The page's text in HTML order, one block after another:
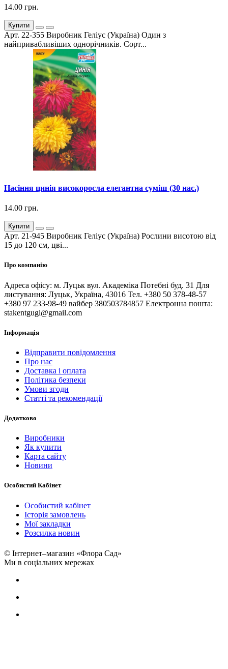
14.00 грн.
Купити
Арт. 22-355 Виробник Геліус (Україна) Один з
найпривабливіших однорічників. Сорт...
Насіння цинія високоросла елегантна суміш (30 нас.)
14.00 грн.
Купити
Арт. 21-945 Виробник Геліус (Україна) Рослини висотою від
15 до 120 см, цві...
Про компанію
Адреса офісу: м. Луцьк вул. Академіка Потебні буд. 31 Для
листування: Луцьк, Україна, 43016 Тел. +380 50 378-48-57
+380 97 233-98-49 вайбер 380503784857 Електронна пошта:
stakentgugl@gmail.com
Інформація
Відправити повідомлення
Про нас
Доставка і оплата
Політика безпеки
Умови згоди
Статті та рекомендації
Додатково
Виробники
Як купити
Карта сайту
Новини
Особистий Кабінет
Особистий кабінет
Історія замовлень
Мої закладки
Розсилка новин
© Інтернет–магазин «Флора Сад»
Ми в соціальних мережах